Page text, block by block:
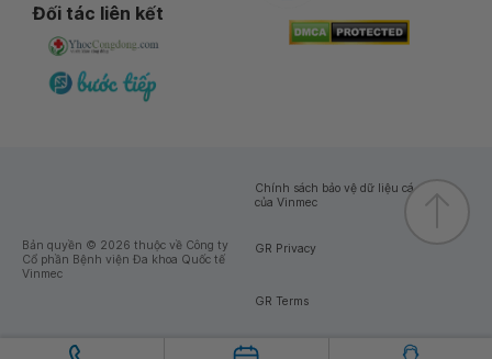
Đối tác liên kết
Bản quyền © 2026 thuộc về Công ty
Cổ phần Bệnh viện Đa khoa Quốc tế
Vinmec
Chính sách bảo vệ dữ liệu cá nhân
của Vinmec
GR Privacy
GR Terms